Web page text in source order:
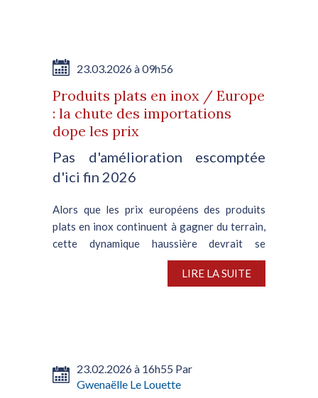
23.03.2026 à 09h56
Produits plats en inox / Europe
: la chute des importations
dope les prix
Pas d'amélioration escomptée
d'ici fin 2026
Alors que les prix européens des produits
plats en inox continuent à gagner du terrain,
cette dynamique haussière devrait se
confirmer lors de la signature des commandes
dont la livraison est prévue en juin et
LIRE LA SUITE
23.02.2026 à 16h55 Par
Gwenaëlle Le Louette